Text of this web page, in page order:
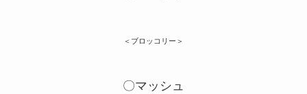
＜ブロッコリー＞
〇マッシュ